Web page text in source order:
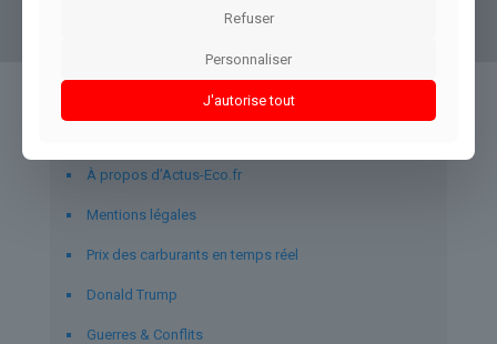
boursières, décryptées pour tous.
Liens utiles
À propos d’Actus-Eco.fr
Mentions légales
Prix des carburants en temps réel
Donald Trump
Guerres & Conflits
Refuser
Personnaliser
J'autorise tout